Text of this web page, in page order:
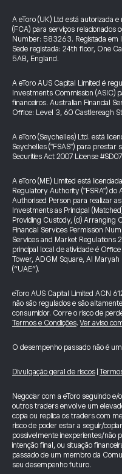
A eToro (UK) Ltd está autorizada
(FCA) para serviços relacionados
Number: 583263. Registada em
Sede registada: 24th floor, One
5AB, England.
A eToro AUS Capital Limited é
Investments Commission (ASIC)
financeiros. Australian Financial
Office: Level 3, 60 Castlereagh
A eToro (Seychelles) Ltd. está
Seychelles ("FSAS") para prestar
Securities Act 2007 License
A eToro (ME) Limited está
Regulatory Authority ("FSRA") do
Authorised Person para realizar
Investments as Principal
Providing Custody, (d) Arranging
Financial Services Permission
Services and Market Regulations
principal local de atividade é
Tower, ADGM Square, Al
(“UAE”).
eToro AUS Capital Limited ACN
não são regulados e são
consumidor. Corre o risco de
Termos e Condições.Ver aviso
O desempenho passado não é
Divulgação geral de riscos
Negociar com a eToro seguindo
outros traders envolve um
copia ou replica os traders com
risco de poder estar a seguir/
possivelmente inexperientes/não
intenção final, ou situação
passado de um membro da
seu desempenho futuro.